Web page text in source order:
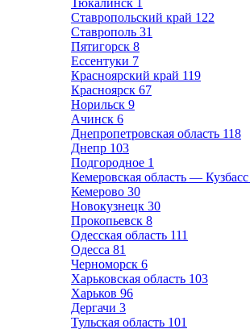
Тюкалинск 1
Ставропольский край 122
Ставрополь 31
Пятигорск 8
Ессентуки 7
Красноярский край 119
Красноярск 67
Норильск 9
Ачинск 6
Днепропетровская область 118
Днепр 103
Подгородное 1
Кемеровская область — Кузбасс
Кемерово 30
Новокузнецк 30
Прокопьевск 8
Одесская область 111
Одесса 81
Черноморск 6
Харьковская область 103
Харьков 96
Дергачи 3
Тульская область 101